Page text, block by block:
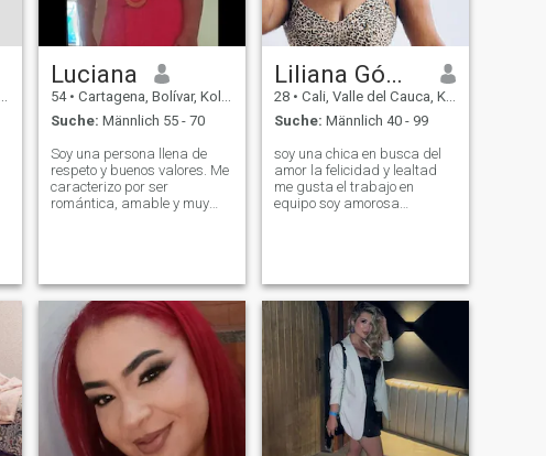
Luciana
54 • Cartagena, Bolívar, Kolumbien
Suche: Männlich 55 - 70
Soy una persona llena de
respeto y buenos valores. Me
caracterizo por ser
romántica, amable y muy
están conmigo. Tengo un
corazón generoso y siempre
Liliana Gómez
28 • Cali, Valle del Cauca, Kolumbien
Suche: Männlich 40 - 99
soy una chica en busca del
amor la felicidad y lealtad
me gusta el trabajo en
equipo soy amorosa
hombre es atento conmigo y
seré sincera soy activ